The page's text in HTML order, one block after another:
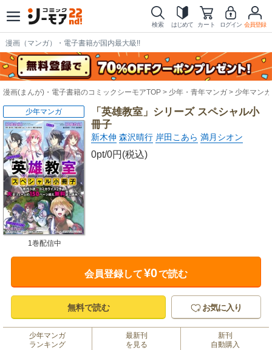
検索 はじめて カート ログイン 会員登録
漫画（マンガ）・電子書籍が国内最大級!!
漫画(まんが)・電子書籍のコミックシーモアTOP 少年・青年マンガ 少年マンガ
「英雄教室」シリーズ スペシャル小
冊子
新木伸 森沢晴行 岸田こあら 満月シオン
0pt/0円(税込)
少年マンガ
1巻配信中
会員登録して¥0で読む
無料で読む お気に入り
少年マンガ
ランキング
最新刊
を見る
新刊
自動購入